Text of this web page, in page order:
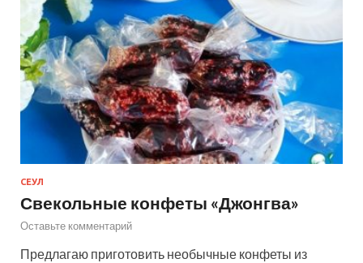
СЕУЛ
Свекольные конфеты «Джонгва»
Оставьте комментарий
Предлагаю приготовить необычные конфеты из